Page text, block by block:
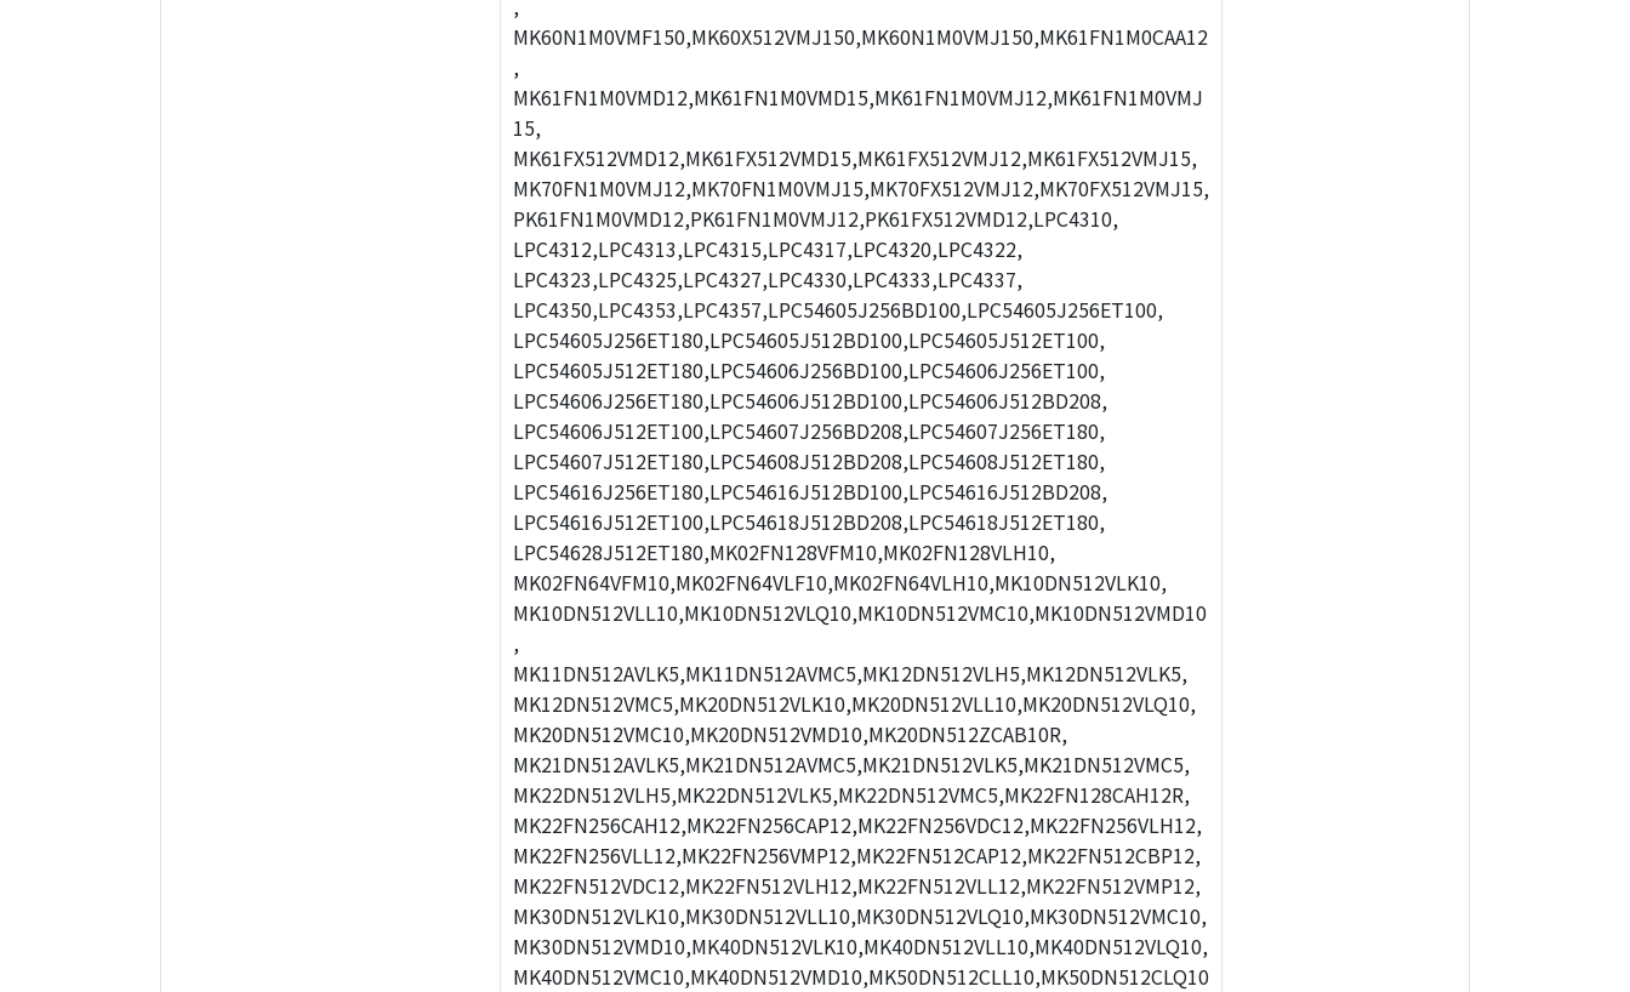
,
MK60N1M0VMF150,MK60X512VMJ150,MK60N1M0VMJ150,MK61FN1M0CAA12
,
MK61FN1M0VMD12,MK61FN1M0VMD15,MK61FN1M0VMJ12,MK61FN1M0VMJ
15,
MK61FX512VMD12,MK61FX512VMD15,MK61FX512VMJ12,MK61FX512VMJ15,
MK70FN1M0VMJ12,MK70FN1M0VMJ15,MK70FX512VMJ12,MK70FX512VMJ15,
PK61FN1M0VMD12,PK61FN1M0VMJ12,PK61FX512VMD12,LPC4310,
LPC4312,LPC4313,LPC4315,LPC4317,LPC4320,LPC4322,
LPC4323,LPC4325,LPC4327,LPC4330,LPC4333,LPC4337,
LPC4350,LPC4353,LPC4357,LPC54605J256BD100,LPC54605J256ET100,
LPC54605J256ET180,LPC54605J512BD100,LPC54605J512ET100,
LPC54605J512ET180,LPC54606J256BD100,LPC54606J256ET100,
LPC54606J256ET180,LPC54606J512BD100,LPC54606J512BD208,
LPC54606J512ET100,LPC54607J256BD208,LPC54607J256ET180,
LPC54607J512ET180,LPC54608J512BD208,LPC54608J512ET180,
LPC54616J256ET180,LPC54616J512BD100,LPC54616J512BD208,
LPC54616J512ET100,LPC54618J512BD208,LPC54618J512ET180,
LPC54628J512ET180,MK02FN128VFM10,MK02FN128VLH10,
MK02FN64VFM10,MK02FN64VLF10,MK02FN64VLH10,MK10DN512VLK10,
MK10DN512VLL10,MK10DN512VLQ10,MK10DN512VMC10,MK10DN512VMD10
,
MK11DN512AVLK5,MK11DN512AVMC5,MK12DN512VLH5,MK12DN512VLK5,
MK12DN512VMC5,MK20DN512VLK10,MK20DN512VLL10,MK20DN512VLQ10,
MK20DN512VMC10,MK20DN512VMD10,MK20DN512ZCAB10R,
MK21DN512AVLK5,MK21DN512AVMC5,MK21DN512VLK5,MK21DN512VMC5,
MK22DN512VLH5,MK22DN512VLK5,MK22DN512VMC5,MK22FN128CAH12R,
MK22FN256CAH12,MK22FN256CAP12,MK22FN256VDC12,MK22FN256VLH12,
MK22FN256VLL12,MK22FN256VMP12,MK22FN512CAP12,MK22FN512CBP12,
MK22FN512VDC12,MK22FN512VLH12,MK22FN512VLL12,MK22FN512VMP12,
MK30DN512VLK10,MK30DN512VLL10,MK30DN512VLQ10,MK30DN512VMC10,
MK30DN512VMD10,MK40DN512VLK10,MK40DN512VLL10,MK40DN512VLQ10,
MK40DN512VMC10,MK40DN512VMD10,MK50DN512CLL10,MK50DN512CLQ10